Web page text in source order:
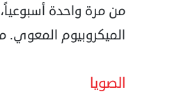
من مرة واحدة
الميكروبيوم المعوي.
الصويا